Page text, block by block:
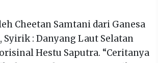
Cheetan Samtani dari Ganesa
Syirik : Danyang Laut Selatan
Hestu Saputra. “Ceritanya